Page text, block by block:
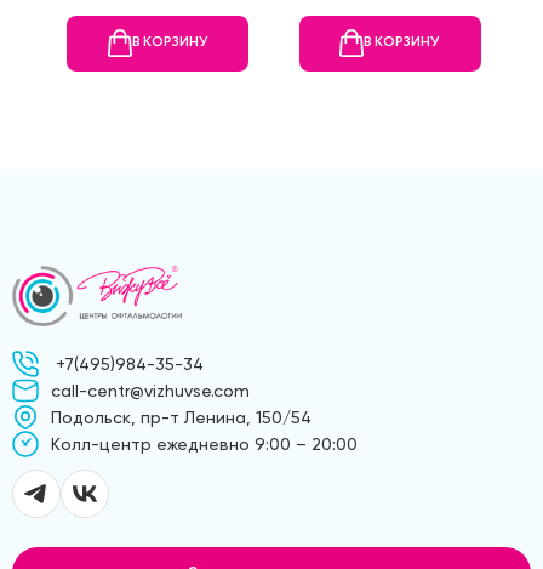
В КОРЗИНУ В КОРЗИНУ
+7(495)984-35-34
call-centr@vizhuvse.com
Подольск, пр-т Ленина, 150/54
Kолл-центр ежедневно 9:00 – 20:00